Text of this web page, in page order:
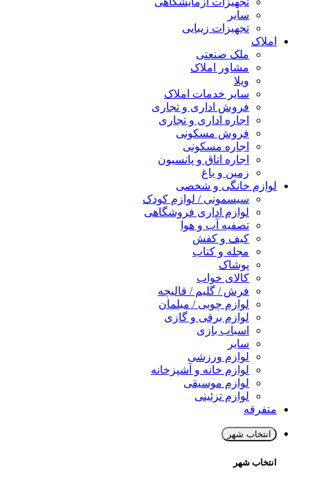
سایر
تجهیزات زیبایی
املاک
ملک صنعتی
مشاور املاک
ویلا
سایر خدمات املاک
فروش اداری و تجاری
اجاره اداری و تجاری
فروش مسکونی
اجاره مسکونی
اجاره اتاق و پانسیون
زمین و باغ
لوازم خانگی و شخصی
سیسمونی / لوازم کودک
لوازم اداری فروشگاهی
تصفیه آب و هوا
کیف و کفش
مجله و کتاب
پوشاک
کالای خواب
فرش / گلیم / قالیچه
لوازم چوبی / مبلمان
لوازم برقی و گازی
اسباب بازی
سایر
لوازم ورزشی
لوازم خانه و آشپزخانه
لوازم موسیقی
لوازم تزئینی
متفرقه
انتخاب شهر
انتخاب شهر